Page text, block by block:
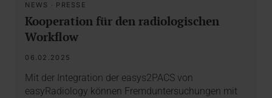
NEWS · PRESSE
Kooperation für den radiologischen
Workflow
06.02.2025
Mit der Integration der easys2PACS von
easyRadiology können Fremduntersuchungen mit